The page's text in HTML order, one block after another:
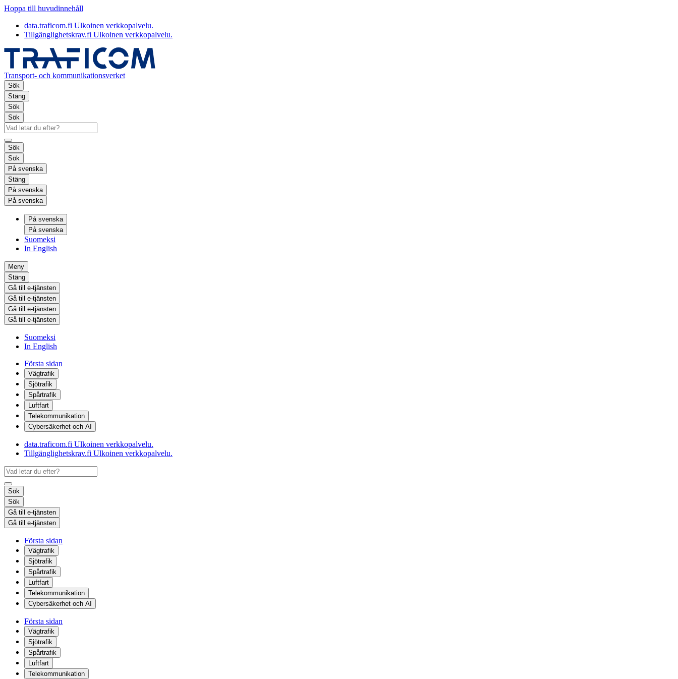
Hoppa till huvudinnehåll
data.traficom.fi Ulkoinen verkkopalvelu.
Tillgänglighetskrav.fi Ulkoinen verkkopalvelu.
Transport- och kommunikationsverket
Sök
Stäng
Sök
Sök
Sök
Sök
På svenska
Stäng
På svenska
På svenska
På svenska
På svenska
Suomeksi
In English
Meny
Stäng
Gå till e-tjänsten
Gå till e-tjänsten
Gå till e-tjänsten
Gå till e-tjänsten
Suomeksi
In English
Första sidan
Vägtrafik
Sjötrafik
Spårtrafik
Luftfart
Telekommunikation
Cybersäkerhet och AI
data.traficom.fi Ulkoinen verkkopalvelu.
Tillgänglighetskrav.fi Ulkoinen verkkopalvelu.
Sök
Sök
Gå till e-tjänsten
Gå till e-tjänsten
Första sidan
Vägtrafik
Sjötrafik
Spårtrafik
Luftfart
Telekommunikation
Cybersäkerhet och AI
Första sidan
Vägtrafik
Sjötrafik
Spårtrafik
Luftfart
Telekommunikation